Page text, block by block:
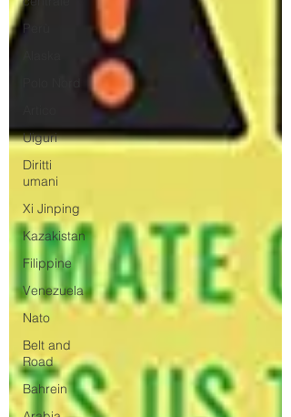
Perù
Uiguri
Diritti
umani
Xi Jinping
Kazakistan
Filippine
Venezuela
Nato
Belt and
Road
Bahrein